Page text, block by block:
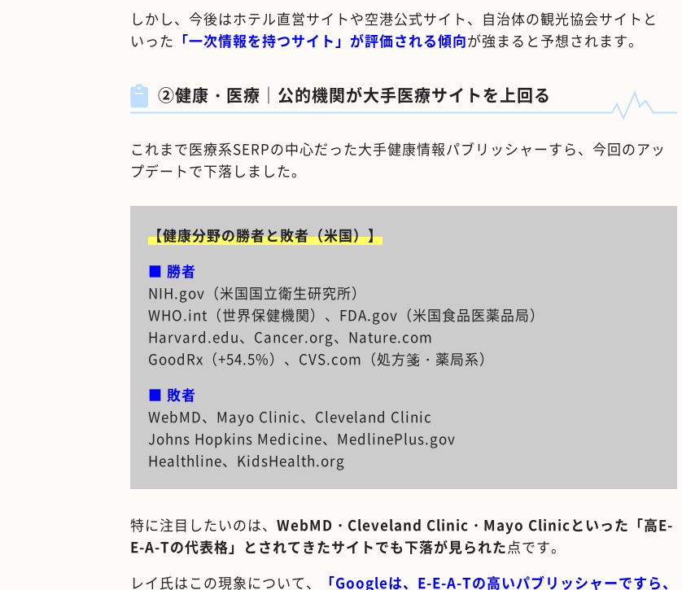
しかし、今後はホテル直営サイトや空港公式サイト、自治体の観光協会サイトと
いった 「一次情報を持つサイト」が評価される傾向が強まると予想されます。
②健康・医療｜公的機関が大手医療サイトを上回る
これまで医療系SERPの中心だった大手健康情報パブリッシャーすら、今回のアッ
プデートで下落しました。
【健康分野の勝者と敗者（米国）】
■ 勝者
NIH.gov（米国国立衛生研究所）
WHO.int（世界保健機関）、FDA.gov（米国食品医薬品局）
Harvard.edu、Cancer.org、Nature.com
GoodRx（+54.5%）、CVS.com（処方箋・薬局系）
■ 敗者
WebMD、Mayo Clinic、Cleveland Clinic
Johns Hopkins Medicine、MedlinePlus.gov
Healthline、KidsHealth.org
特に注目したいのは、 WebMD・Cleveland Clinic・Mayo Clinicといった「高E-
E-A-Tの代表格」とされてきたサイトでも下落が見られた点です。
レイ氏はこの現象について、
「Googleは、E-E-A-Tの高いパブリッシャーですら、